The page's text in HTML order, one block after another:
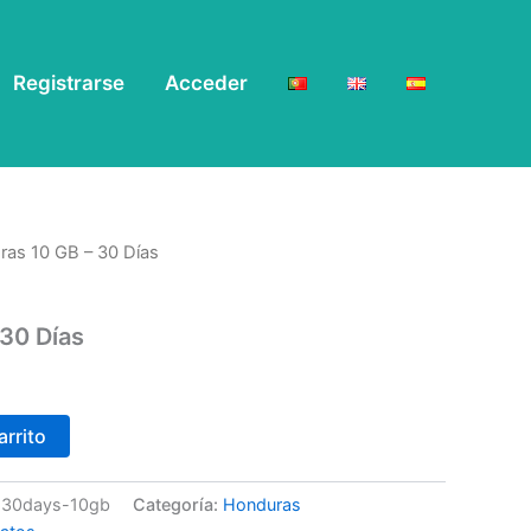
Registrarse Acceder
10 GB – 30 Días
Días
10gb Categoría: Honduras